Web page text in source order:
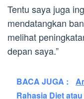
Tentu saya juga
mendatangkan
melihat
depan saya.”
BACA JUGA :
Rahasia Diet